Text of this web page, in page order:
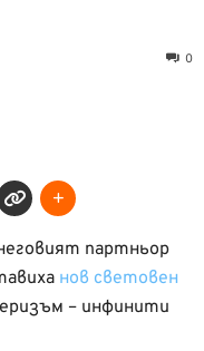
0
партньор
нов световен
– инфинити